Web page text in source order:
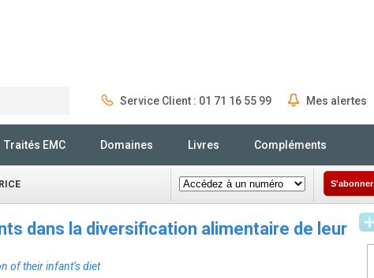
Service Client : 01 71 16 55 99 Mes alertes
Traités EMC Domaines Livres Compléments
S'abonner
dans la diversification alimentaire de leur
of their infant’s diet